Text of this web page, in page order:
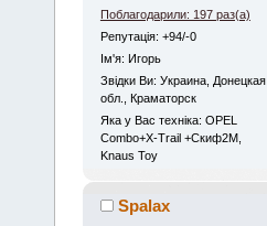
Поблагодарили: 197 раз(а)
Репутація: +94/-0
Iм'я: Игорь
Звідки Ви: Украина, Донецкая
обл., Краматорск
Яка у Вас техніка: OPEL
Combo+X-Trail +Скиф2М,
Knaus Toy
Spalax